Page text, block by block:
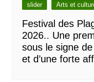
slider Arts et
Festival des
2026.. Une
sous le signe
et d’une forte